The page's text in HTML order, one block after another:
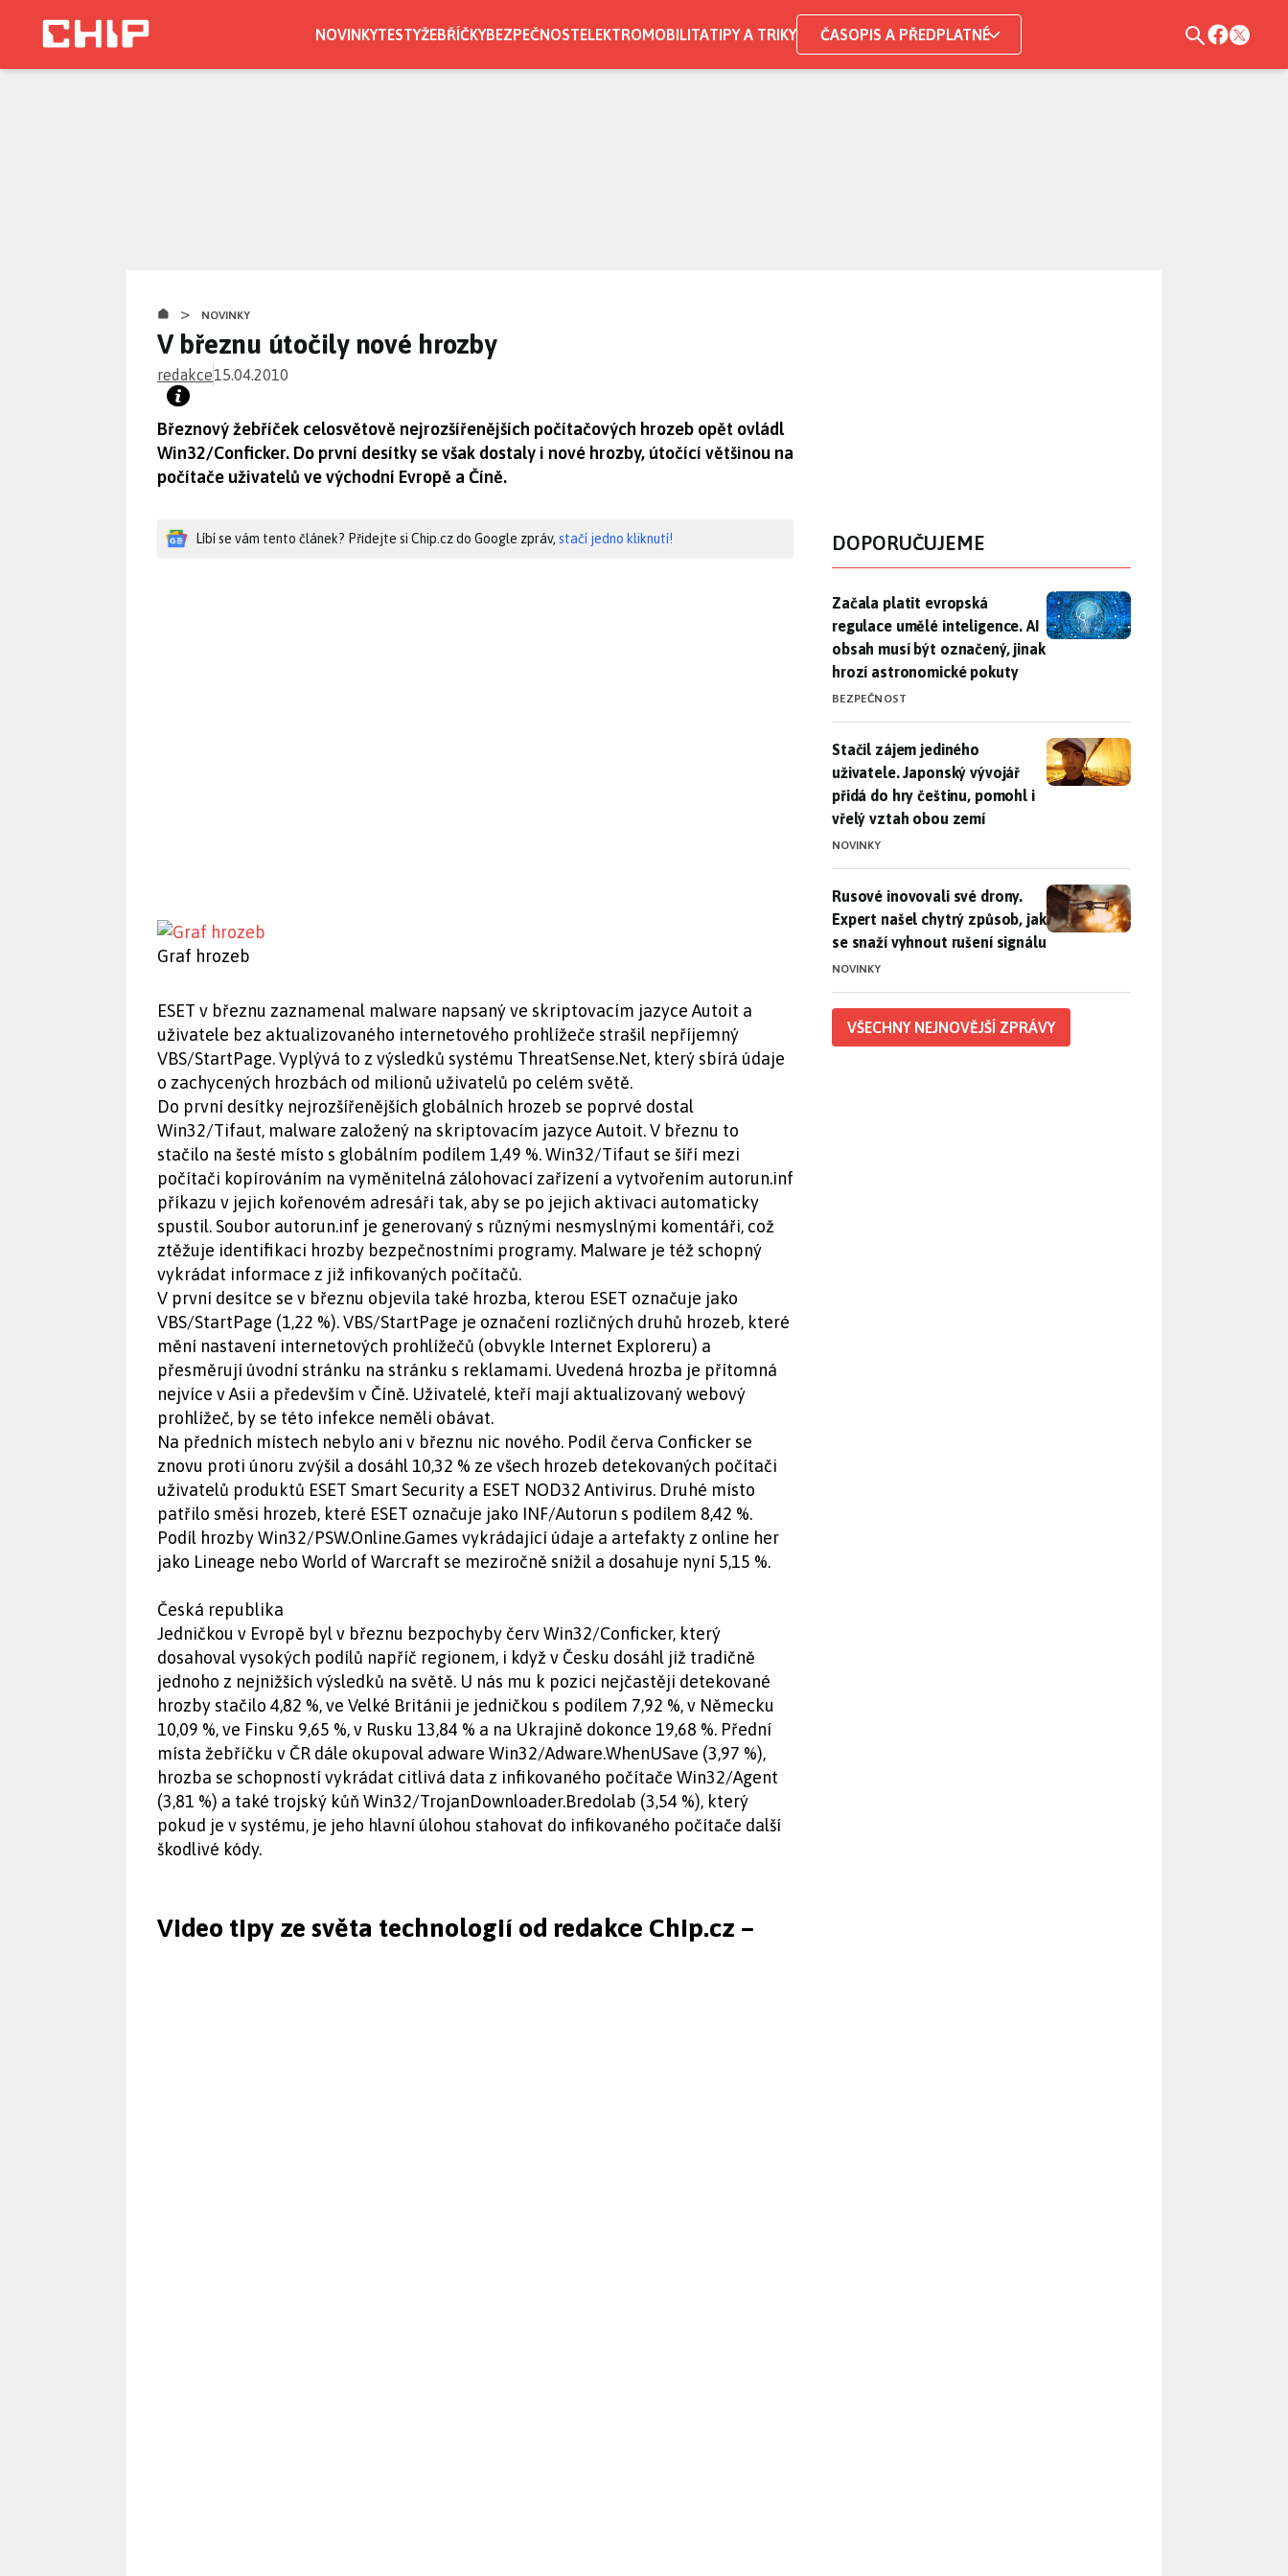
NOVINKYTESTYŽEBŘÍČKYBEZPEČNOSTELEKTROMOBILITATIPY A TRIKY ČASOPIS A PŘEDPLATNÉ
> NOVINKY
V březnu útočily nové hrozby
redakce15.04.2010
Březnový žebříček celosvětově nejrozšířenějších počítačových hrozeb opět ovládl
Win32/Conficker. Do první desítky se však dostaly i nové hrozby, útočící většinou na
počítače uživatelů ve východní Evropě a Číně.
Líbí se vám tento článek? Přidejte si Chip.cz do Google zpráv, stačí jedno kliknutí!
Graf hrozeb
ESET v březnu zaznamenal malware napsaný ve skriptovacím jazyce Autoit a
uživatele bez aktualizovaného internetového prohlížeče strašil nepříjemný
VBS/StartPage. Vyplývá to z výsledků systému ThreatSense.Net, který sbírá údaje
o zachycených hrozbách od milionů uživatelů po celém světě.
Do první desítky nejrozšířenějších globálních hrozeb se poprvé dostal
Win32/Tifaut, malware založený na skriptovacím jazyce Autoit. V březnu to
stačilo na šesté místo s globálním podílem 1,49 %. Win32/Tifaut se šíří mezi
počítači kopírováním na vyměnitelná zálohovací zařízení a vytvořením autorun.inf
příkazu v jejich kořenovém adresáři tak, aby se po jejich aktivaci automaticky
spustil. Soubor autorun.inf je generovaný s různými nesmyslnými komentáři, což
ztěžuje identifikaci hrozby bezpečnostními programy. Malware je též schopný
vykrádat informace z již infikovaných počítačů.
V první desítce se v březnu objevila také hrozba, kterou ESET označuje jako
VBS/StartPage (1,22 %). VBS/StartPage je označení rozličných druhů hrozeb, které
mění nastavení internetových prohlížečů (obvykle Internet Exploreru) a
přesměrují úvodní stránku na stránku s reklamami. Uvedená hrozba je přítomná
nejvíce v Asii a především v Číně. Uživatelé, kteří mají aktualizovaný webový
prohlížeč, by se této infekce neměli obávat.
Na předních místech nebylo ani v březnu nic nového. Podíl červa Conficker se
znovu proti únoru zvýšil a dosáhl 10,32 % ze všech hrozeb detekovaných počítači
uživatelů produktů ESET Smart Security a ESET NOD32 Antivirus. Druhé místo
patřilo směsi hrozeb, které ESET označuje jako INF/Autorun s podílem 8,42 %.
Podíl hrozby Win32/PSW.Online.Games vykrádající údaje a artefakty z online her
jako Lineage nebo World of Warcraft se meziročně snížil a dosahuje nyní 5,15 %.
Česká republika
Jedničkou v Evropě byl v březnu bezpochyby červ Win32/Conficker, který
dosahoval vysokých podílů napříč regionem, i když v Česku dosáhl již tradičně
jednoho z nejnižších výsledků na světě. U nás mu k pozici nejčastěji detekované
hrozby stačilo 4,82 %, ve Velké Británii je jedničkou s podílem 7,92 %, v Německu
10,09 %, ve Finsku 9,65 %, v Rusku 13,84 % a na Ukrajině dokonce 19,68 %. Přední
místa žebříčku v ČR dále okupoval adware Win32/Adware.WhenUSave (3,97 %),
hrozba se schopností vykrádat citlivá data z infikovaného počítače Win32/Agent
(3,81 %) a také trojský kůň Win32/TrojanDownloader.Bredolab (3,54 %), který
pokud je v systému, je jeho hlavní úlohou stahovat do infikovaného počítače další
škodlivé kódy.
Video tipy ze světa technologií od redakce Chip.cz –
DOPORUČUJEME
Začala platit evropská regulace umělé inteligence. AI obsah
Začala platit evropská
regulace umělé inteligence. AI
obsah musí být označený, jinak
hrozí astronomické pokuty
BEZPEČNOST
Stačil zájem jediného uživatele. Japonský vývojář přidá do hry
Stačil zájem jediného
uživatele. Japonský vývojář
přidá do hry češtinu, pomohl i
vřelý vztah obou zemí
NOVINKY
Rusové inovovali své drony. Expert našel chytrý způsob, jak se
Rusové inovovali své drony.
Expert našel chytrý způsob, jak
se snaží vyhnout rušení signálu
NOVINKY
VŠECHNY NEJNOVĚJŠÍ ZPRÁVY